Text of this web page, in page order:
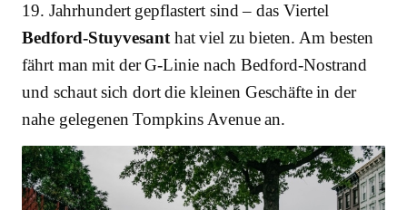
19. Jahrhundert gepflastert sind – das Viertel
Bedford-Stuyvesanthat viel zu bieten. Am besten
fährt man mit der G-Linie nach Bedford-Nostrand
und schaut sich dort die kleinen Geschäfte in der
nahe gelegenen Tompkins Avenue an.